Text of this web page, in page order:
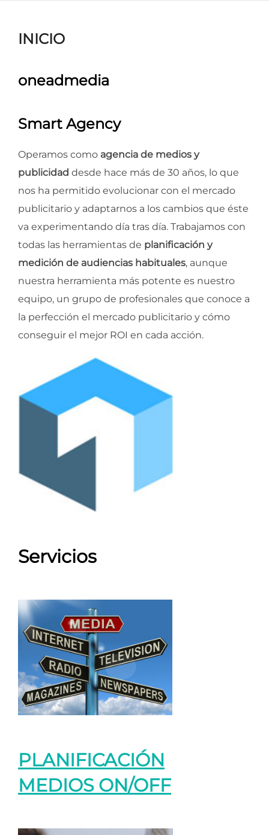
INICIO
oneadmedia
Smart Agency
Operamos como agencia de medios y
publicidad desde hace más de 30 años, lo que
nos ha permitido evolucionar con el mercado
publicitario y adaptarnos a los cambios que éste
va experimentando día tras día. Trabajamos con
todas las herramientas de planificación y
medición de audiencias habituales, aunque
nuestra herramienta más potente es nuestro
equipo, un grupo de profesionales que conoce a
la perfección el mercado publicitario y cómo
conseguir el mejor ROI en cada acción.
Servicios
PLANIFICACIÓN
MEDIOS ON/OFF